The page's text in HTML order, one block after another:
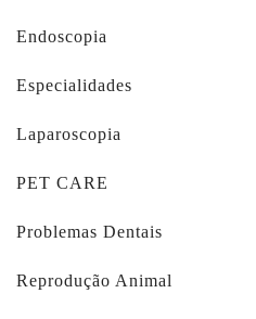
Endoscopia
Especialidades
Laparoscopia
PET CARE
Problemas Dentais
Reprodução Animal